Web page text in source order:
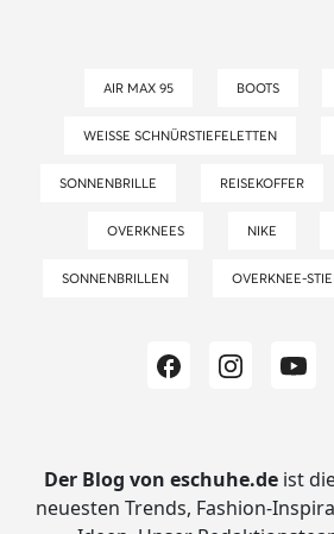
AIR MAX 95 BOOTS
WEISSE SCHNÜRSTIEFELETTEN
SONNENBRILLE REISEKOFFER
OVERKNEES NIKE
SONNENBRILLEN OVERKNEE-
Der Blog von eschuhe.deist
neuesten Trends, Fashion-